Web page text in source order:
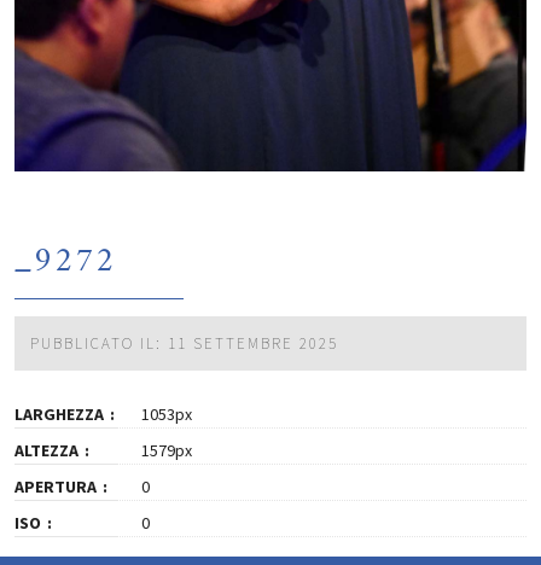
_9272
PUBBLICATO IL: 11 SETTEMBRE 2025
LARGHEZZA
1053px
ALTEZZA
1579px
APERTURA
0
ISO
0